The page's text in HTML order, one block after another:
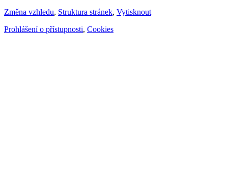
Změna vzhledu, Struktura stránek, Vytisknout
Prohlášení o přístupnosti, Cookies